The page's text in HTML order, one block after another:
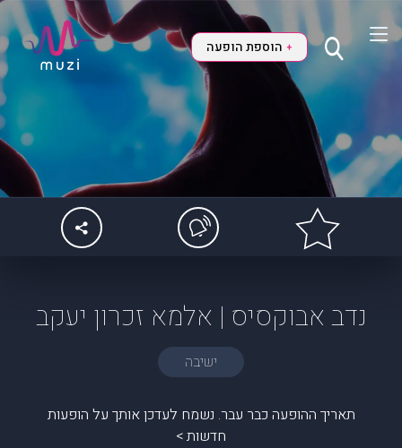
+ הוספת הופעה
נדב אבוקסיס | אלמא זכרון יעקב
ישיבה
תאריך ההופעה כבר עבר. נשמח לעדכן אותך על הופעות
חדשות >